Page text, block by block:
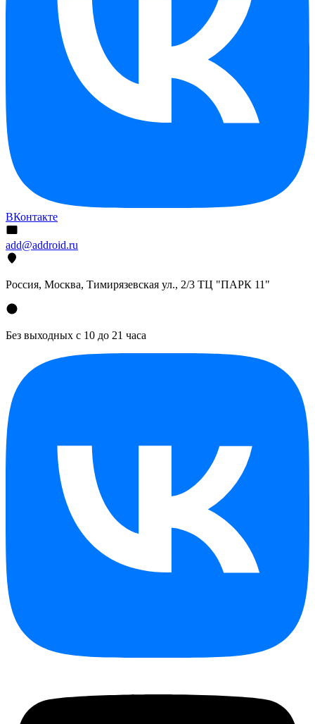
ВКонтакте
add@addroid.ru
Россия, Москва, Тимирязевская ул., 2/3 ТЦ "ПАРК 11"
Без выходных с 10 до 21 часа